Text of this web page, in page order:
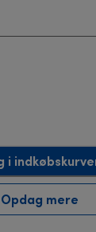
i
Opdag mere